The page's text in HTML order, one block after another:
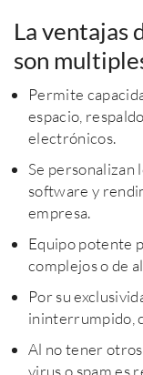
La ventajas
son
Permite
espacio,
electrónicos.
Se personalizan
software y
empresa.
Equipo potente
complejos o de
Por su
ininterrumpido,
Al no tener
virus o spam es